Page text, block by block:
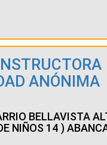
ANÓNIMA
BELLAVISTA
NIÑOS 14 )